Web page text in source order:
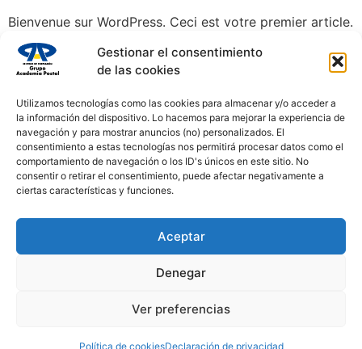
Gestionar el consentimiento
de las cookies
Utilizamos tecnologías como las cookies para almacenar y/o acceder a
la información del dispositivo. Lo hacemos para mejorar la experiencia de
navegación y para mostrar anuncios (no) personalizados. El
consentimiento a estas tecnologías nos permitirá procesar datos como el
comportamiento de navegación o los ID's únicos en este sitio. No
consentir o retirar el consentimiento, puede afectar negativamente a
ciertas características y funciones.
Aceptar
Denegar
Ver preferencias
Política de cookiesDeclaración de privacidad
Bienvenue sur WordPress. Ceci est votre premier article.
Modifiez-le ou supprimez-le, puis commencez à écrire !
Todos los derechos reservados